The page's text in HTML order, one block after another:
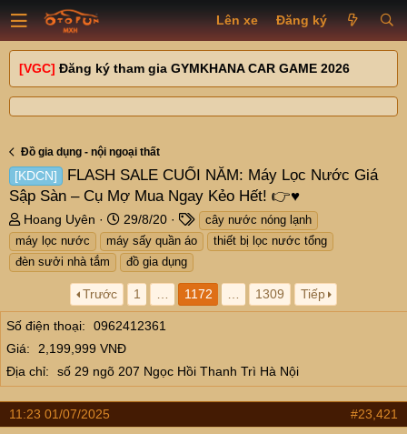
Lên xe Đăng ký
[VGC] Đăng ký tham gia GYMKHANA CAR GAME 2026
Đồ gia dụng - nội ngoại thất
[KDCN]
FLASH SALE CUỐI NĂM: Máy Lọc Nước Giá
Sập Sàn – Cụ Mợ Mua Ngay Kẻo Hết! 👉♥
T
h
r
e
s
a
r
t
e
r
Hoang Uyên
N
g
à
y
g
ử
i
29/8/20
T
a
g
cây nước nóng lạnh
máy lọc nước
máy sấy quần áo
thiết bị lọc nước tổng
đèn sưởi nhà tắm
đồ gia dụng
Trước 1 1172 1309 Tiếp
Số điện thoại
0962412361
Giá
2,199,999 VNĐ
Địa chỉ
số 29 ngõ 207 Ngọc Hồi Thanh Trì Hà Nội
11:23 01/07/2025 #23,421